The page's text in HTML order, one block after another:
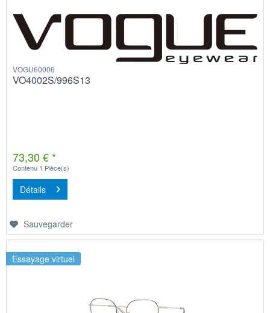
VOGU60006
VO4002S/996S13
73,30 € *
Contenu 1 Pièce(s)
Détails
Sauvegarder
Essayage virtuel